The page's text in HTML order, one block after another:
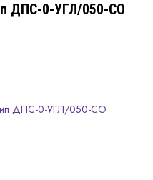
ДПС-0-УГЛ/050-СО